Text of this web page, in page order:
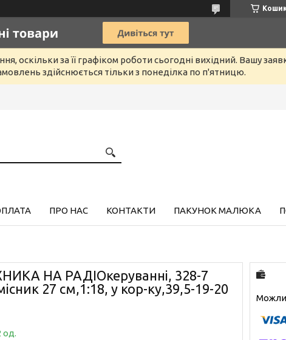
оскільки за її графіком роботи сьогодні вихідний. Вашу
здійснюється тільки з понеділка по п'ятницю.
ПРО НАС КОНТАКТИ ПАКУНОК МАЛЮКА
НА РАДІОкеруванні, 328-7
27 см,1:18, у кор-ку,39,5-19-20
од.